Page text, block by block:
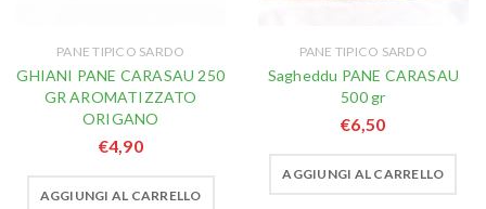
PANE TIPICO SARDO
GHIANI PANE CARASAU 250
GR AROMATIZZATO
ORIGANO
€4,90
AGGIUNGI AL CARRELLO
PANE TIPICO SARDO
Sagheddu PANE CARASAU
500 gr
€6,50
AGGIUNGI AL CARRELLO